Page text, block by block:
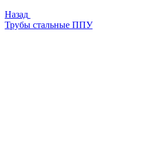
Назад
Трубы стальные ППУ